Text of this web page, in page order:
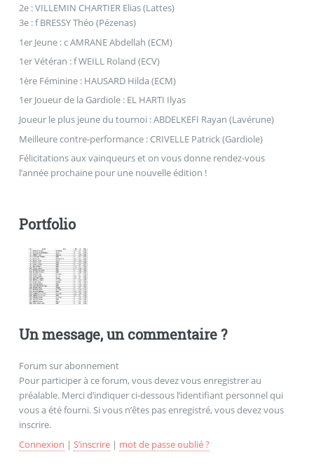
2e : VILLEMIN CHARTIER Elias (Lattes)
3e : f BRESSY Théo (Pézenas)
1er Jeune : c AMRANE Abdellah (ECM)
1er Vétéran : f WEILL Roland (ECV)
1ère Féminine : HAUSARD Hilda (ECM)
1er Joueur de la Gardiole : EL HARTI Ilyas
Joueur le plus jeune du tournoi : ABDELKEFI Rayan (Lavérune)
Meilleure contre-performance : CRIVELLE Patrick (Gardiole)
Félicitations aux vainqueurs et on vous donne rendez-vous
l’année prochaine pour une nouvelle édition !
Portfolio
Un message, un commentaire ?
Forum sur abonnement
Pour participer à ce forum, vous devez vous enregistrer au
préalable. Merci d’indiquer ci-dessous l’identifiant personnel qui
vous a été fourni. Si vous n’êtes pas enregistré, vous devez vous
inscrire.
Connexion | S’inscrire| mot de passe oublié ?